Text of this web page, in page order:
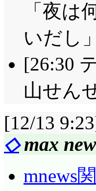
「夜
いだし
[26:30
山せん
[12/13
◇max
mnews